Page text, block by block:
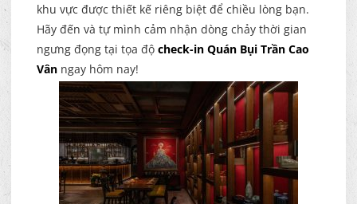
khu vực được thiết kế riêng biệt để chiều lòng bạn.
Hãy đến và tự mình cảm nhận dòng chảy thời gian
ngưng đọng tại tọa độ check-in Quán Bụi Trần Cao
Vân ngay hôm nay!